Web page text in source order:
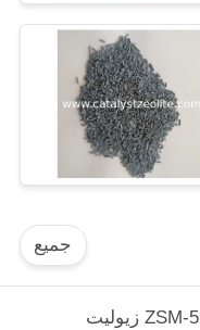
جميع
ZSM-5 زيوليت